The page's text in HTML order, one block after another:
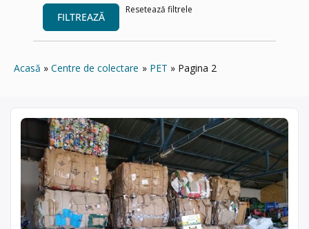
FILTREAZĂ
Resetează filtrele
Acasă Centre de colectare PET Pagina 2